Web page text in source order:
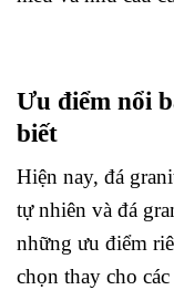
Ưu điểm nổi
biết
Hiện nay, đá
tự nhiên và đá
những ưu điểm
chọn thay cho